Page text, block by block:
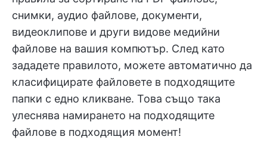
снимки, аудио файлове, документи,
видеоклипове и други видове медийни
файлове на вашия компютър. След като
зададете правилото, можете автоматично да
класифицирате файловете в подходящите
папки с едно кликване. Това също така
улеснява намирането на подходящите
файлове в подходящия момент!